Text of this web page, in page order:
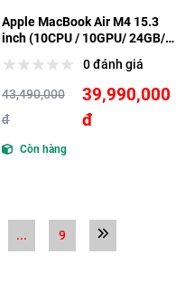
Apple MacBook Air M4 15.3
inch (10CPU / 10GPU/ 24GB/
0 đánh giá
43,490,000
đ
39,990,000
đ
Còn hàng
... 9